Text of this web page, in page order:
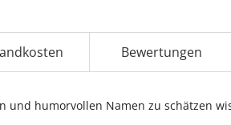
Bewertungen
humorvollen Namen zu schätzen